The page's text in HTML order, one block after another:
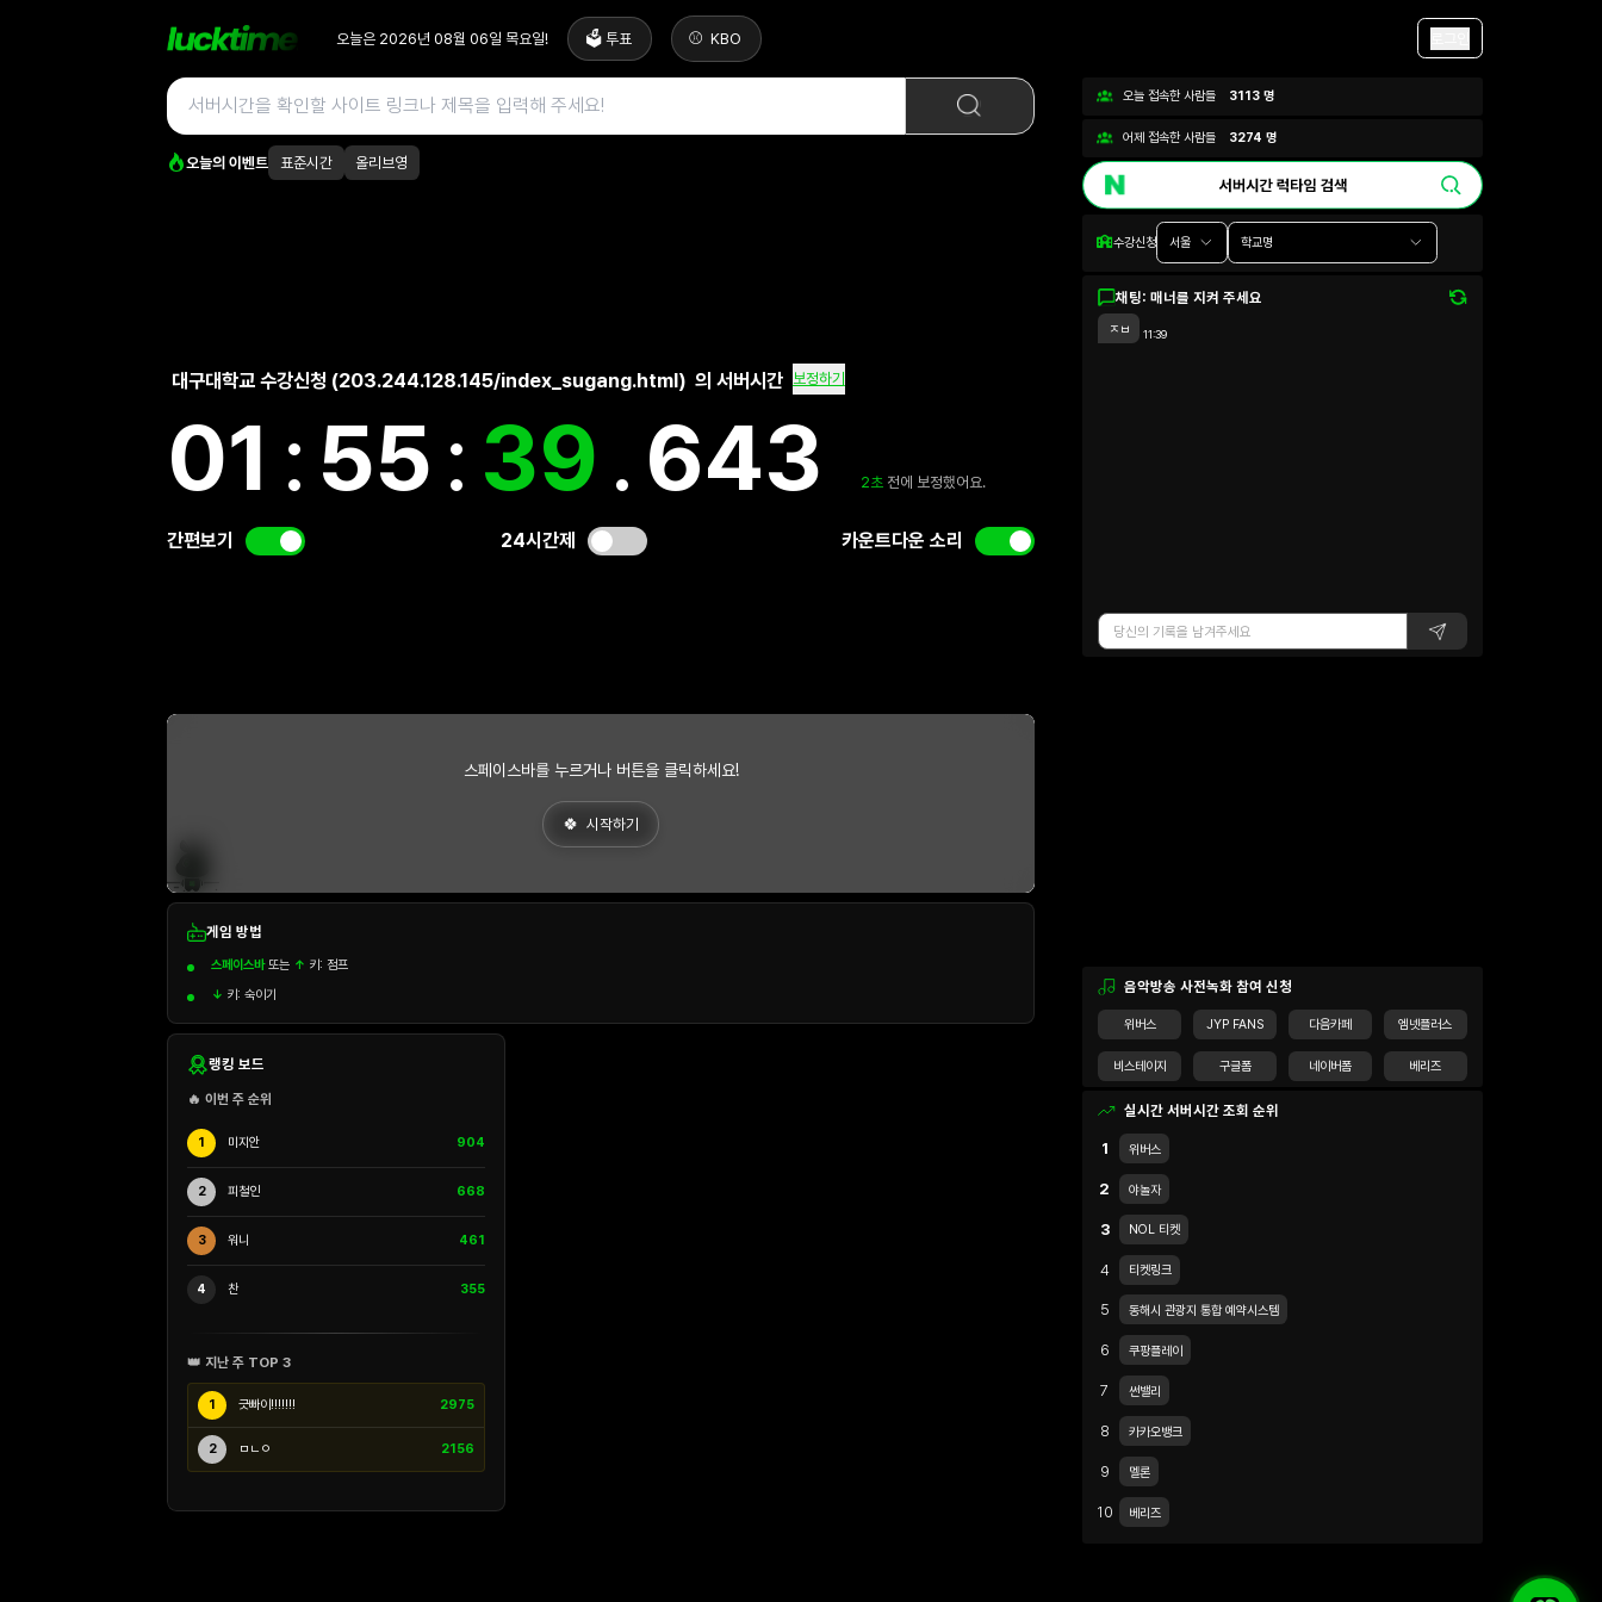
오늘은 2026년 08월 06일 목요일! 🗳️ 투표 KBO
오늘의 이벤트 표준시간 올리브영
대구대학교 수강신청 (203.244.128.145/index_sugang.html) 의 서버시간 보정하기
01 : 55: 40.075 2초 전에 보정했어요.
간편보기 24시간제 카운트다운 소리
스페이스바를 누르거나 버튼을 클릭하세요!
시작하기
게임 방법
스페이스바또는 ↑ 키: 점프
↓ 키: 숙이기
랭킹 보드
🔥 이번 주 순위
1 미지안 904
2 피철인 668
3 워니 461
4 찬 355
👑 지난 주 TOP 3
1 긋빠이!!!!!!! 2975
2 ㅁㄴㅇ 2156
오늘 접속한 사람들 3113명
어제 접속한 사람들 3274 명
수강신청 서울 학교명
채팅: 매너를 지켜 주세요
ㅈㅂ 11:39
음악방송 사전녹화 참여 신청
위버스 JYP FANS 다음카페 엠넷플러스
비스테이지 구글폼 네이버폼 베리즈
실시간 서버시간 조회 순위
1 위버스
2 야놀자
3 NOL 티켓
4 티켓링크
5 동해시 관광지 통합 예약시스템
6 쿠팡플레이
7 썬밸리
8 카카오뱅크
9 멜론
10 베리즈